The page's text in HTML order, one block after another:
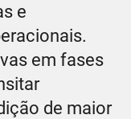
e
em fases
de maior